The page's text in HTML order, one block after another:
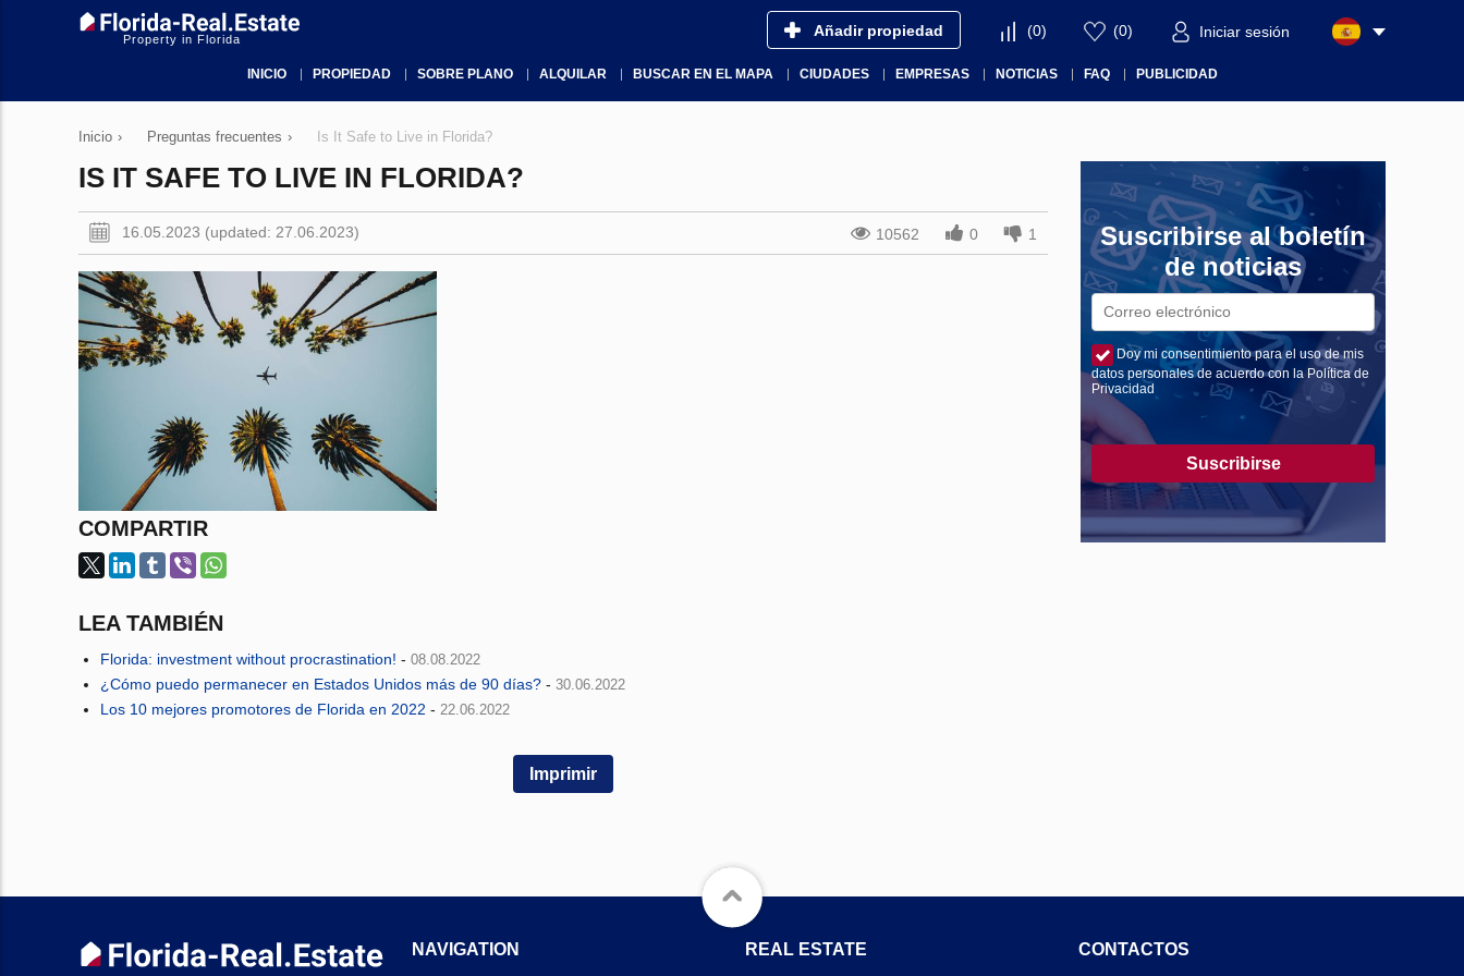
Property in Florida Añadir propiedad (0) (0) Iniciar sesión
INICIO PROPIEDAD SOBRE PLANO ALQUILAR BUSCAR EN EL MAPA CIUDADES EMPRESAS NOTICIAS FAQ PUBLICIDAD
Inicio › Preguntas frecuentes › Is It Safe to Live in Florida?
IS IT SAFE TO LIVE IN FLORIDA?
16.05.2023 (updated: 27.06.2023) 10562 0 1
COMPARTIR
LEA TAMBIÉN
Florida: investment without procrastination! - 08.08.2022
¿Cómo puedo permanecer en Estados Unidos más de 90 días? - 30.06.2022
Los 10 mejores promotores de Florida en 2022 - 22.06.2022
Imprimir
Suscribirse al boletín
de noticias
Doy mi consentimiento para el uso de mis
datos personales de acuerdo con la Política de
Privacidad
Suscribirse
NAVIGATION REAL ESTATE CONTACTOS